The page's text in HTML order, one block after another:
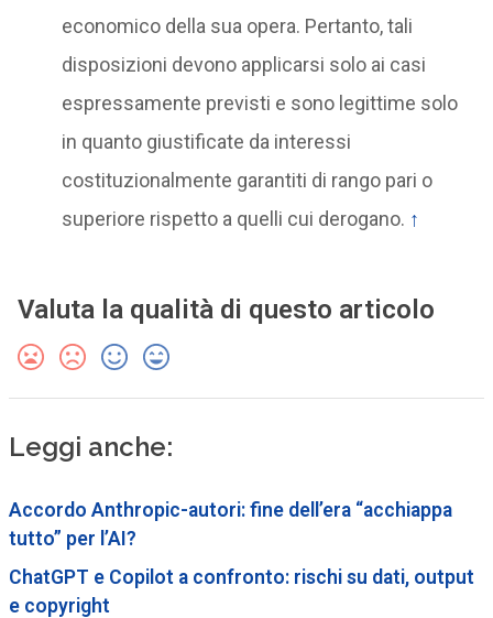
economico della sua opera. Pertanto, tali
disposizioni devono applicarsi solo ai casi
espressamente previsti e sono legittime solo
in quanto giustificate da interessi
costituzionalmente garantiti di rango pari o
superiore rispetto a quelli cui derogano. ↑
Valuta la qualità di questo articolo
Leggi anche:
Accordo Anthropic-autori: fine dell’era “acchiappa
tutto” per l’AI?
ChatGPT e Copilot a confronto: rischi su dati, output
e copyright